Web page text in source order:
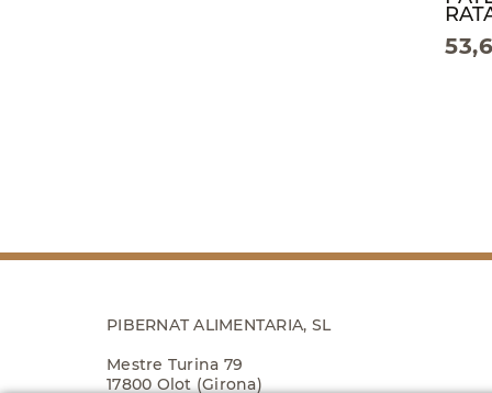
PIBERNAT ALIMENTARIA, SL
Mestre Turina 79
17800 Olot (Girona)